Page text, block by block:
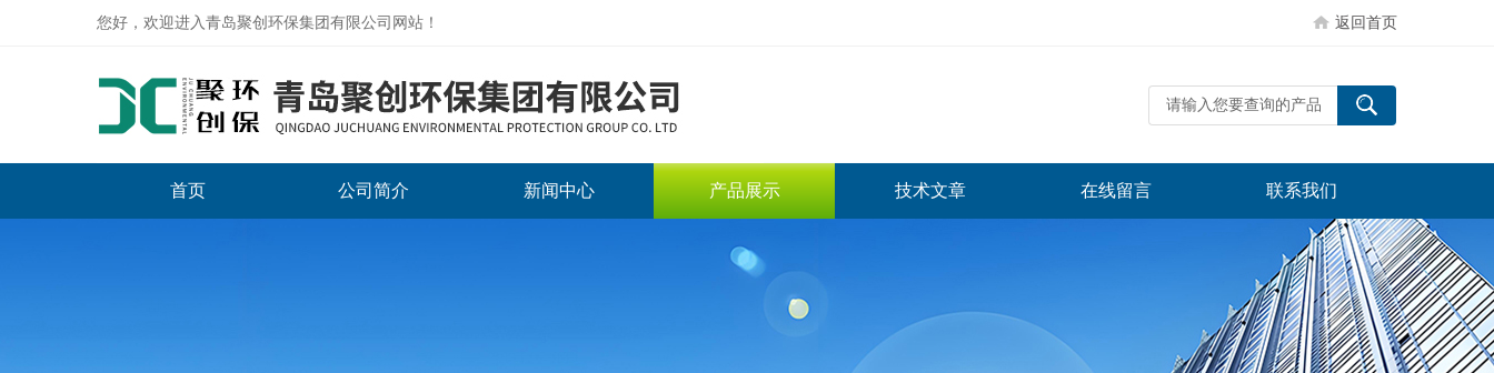
您好，欢迎进入青岛聚创环保集团有限公司网站！ 返回首页
首页 公司简介 新闻中心 产品展示 技术文章 在线留言 联系我们